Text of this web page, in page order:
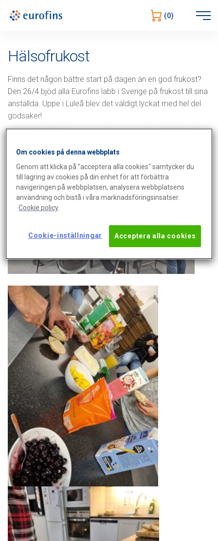
(0)
Öppna
Hälsofrukost
Finns det någon bättre start på dagen än en god frukost?
Den 26/4 bjöd alla Eurofins labb i Sverige på frukost till sina
anställda. Uppe i Luleå blev det väldigt lyckat med hel del
godsaker!
Om cookies på denna webbplats
Genom att klicka på "acceptera alla cookies" samtycker du
till lagring av cookies på din enhet för att förbättra
navigeringen på webbplatsen, analysera webbplatsens
användning och bistå i våra marknadsföringsinsatser.
Cookie policy
Cookie-inställningar Acceptera alla cookies